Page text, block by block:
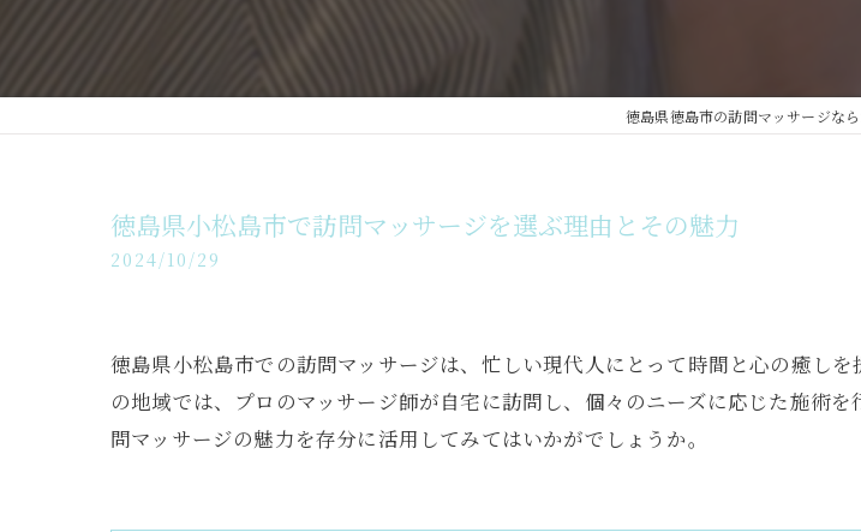
徳島県徳島市の訪問マッサージな
徳島県小松島市で訪問マッサージを選ぶ理由とその魅力
2024/10/29
徳島県小松島市での訪問マッサージは、忙しい現代人にとって時間と心の癒し
の地域では、プロのマッサージ師が自宅に訪問し、個々のニーズに応じた施術
問マッサージの魅力を存分に活用してみてはいかがでしょうか。